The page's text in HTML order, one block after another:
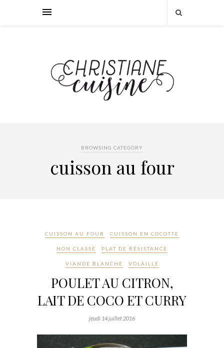
BROWSING CATEGORY
cuisson au four
CUISSON AU FOUR CUISSON EN COCOTTE
NON CLASSÉ PLAT DE RÉSISTANCE
VIANDE BLANCHE VOLAILLE
POULET AU CITRON,
LAIT DE COCO ET CURRY
jeudi 14 juillet 2016